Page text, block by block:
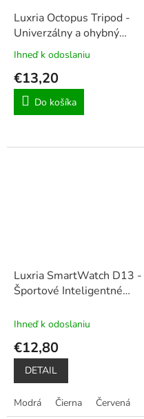
Luxria Octopus Tripod -
Univerzálny a ohybný
statív
Priemerné
hodnotenie
produktu
5,0
hviezdičiek.
Ihneď k odoslaniu
€13,20
Do košíka
Luxria SmartWatch D13 -
Športové Inteligentné
Ihneď k odoslaniu
€12,80
DETAIL
Modrá Čierna Červená